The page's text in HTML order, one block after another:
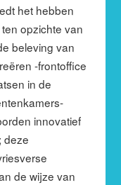
het hebben
opzichte van
beleving van
-frontoffice
in de
innovatief
deze
de wijze van